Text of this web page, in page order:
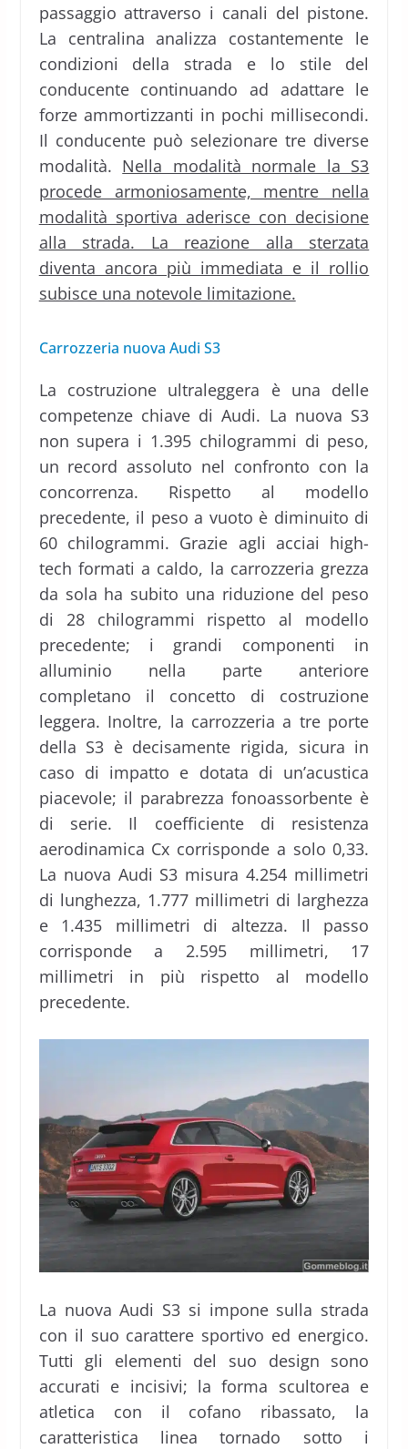
passaggio attraverso i canali del pistone.
La centralina analizza costantemente le
condizioni della strada e lo stile del
conducente continuando ad adattare le
forze ammortizzanti in pochi millisecondi.
Il conducente può selezionare tre diverse
modalità. Nella modalità normale la S3
procede armoniosamente, mentre nella
modalità sportiva aderisce con decisione
alla strada. La reazione alla sterzata
diventa ancora più immediata e il rollio
subisce una notevole limitazione.
Carrozzeria nuova Audi S3
La costruzione ultraleggera è una delle
competenze chiave di Audi. La nuova S3
non supera i 1.395 chilogrammi di peso,
un record assoluto nel confronto con la
concorrenza. Rispetto al modello
precedente, il peso a vuoto è diminuito di
60 chilogrammi. Grazie agli acciai high-
tech formati a caldo, la carrozzeria grezza
da sola ha subito una riduzione del peso
di 28 chilogrammi rispetto al modello
precedente; i grandi componenti in
alluminio nella parte anteriore
completano il concetto di costruzione
leggera. Inoltre, la carrozzeria a tre porte
della S3 è decisamente rigida, sicura in
caso di impatto e dotata di un’acustica
piacevole; il parabrezza fonoassorbente è
di serie. Il coefficiente di resistenza
aerodinamica Cx corrisponde a solo 0,33.
La nuova Audi S3 misura 4.254 millimetri
di lunghezza, 1.777 millimetri di larghezza
e 1.435 millimetri di altezza. Il passo
corrisponde a 2.595 millimetri, 17
millimetri in più rispetto al modello
precedente.
La nuova Audi S3 si impone sulla strada
con il suo carattere sportivo ed energico.
Tutti gli elementi del suo design sono
accurati e incisivi; la forma scultorea e
atletica con il cofano ribassato, la
caratteristica linea tornado sotto i